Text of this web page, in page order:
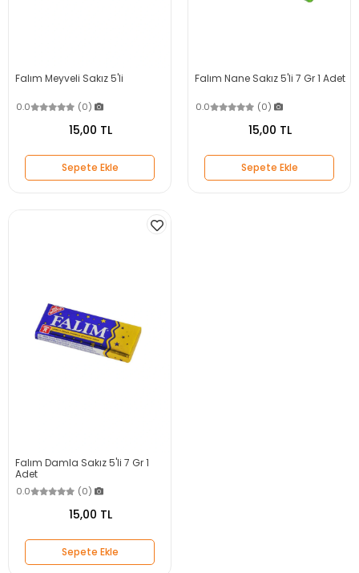
Falım Meyveli Sakız 5'li
0.0 (0)
15,00 TL
Sepete Ekle
Falım Nane Sakız 5'li 7 Gr 1 Adet
0.0 (0)
15,00 TL
Sepete Ekle
Falım Damla Sakız 5'li 7 Gr 1
Adet
0.0 (0)
15,00 TL
Sepete Ekle